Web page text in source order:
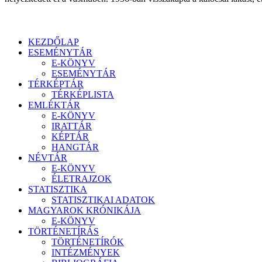
KEZDŐLAP
ESEMÉNYTÁR
E-KÖNYV
ESEMÉNYTÁR
TÉRKÉPTÁR
TÉRKÉPLISTA
EMLÉKTÁR
E-KÖNYV
IRATTÁR
KÉPTÁR
HANGTÁR
NÉVTÁR
E-KÖNYV
ÉLETRAJZOK
STATISZTIKA
STATISZTIKAI ADATOK
MAGYAROK KRÓNIKÁJA
E-KÖNYV
TÖRTÉNETÍRÁS
TÖRTÉNETÍRÓK
INTÉZMÉNYEK